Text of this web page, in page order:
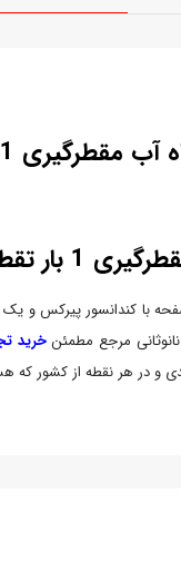
1 بار تقطیر
پیرکس
با کندانسور پیرکس و
مرجع مطمئنخرید
و در هر نقطه از کشور